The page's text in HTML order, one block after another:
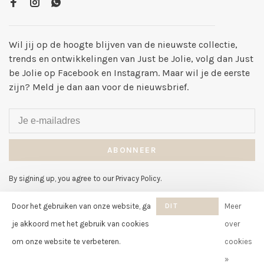
Wil jij op de hoogte blijven van de nieuwste collectie,
trends en ontwikkelingen van Just be Jolie, volg dan Just
be Jolie op Facebook en Instagram. Maar wil je de eerste
zijn? Meld je dan aan voor de nieuwsbrief.
ABONNEER
By signing up, you agree to our Privacy Policy.
© Copyright 2026 Just be Jolie
Door het gebruiken van onze website, ga
je akkoord met het gebruik van cookies
om onze website te verbeteren.
DIT
Meer
over
cookies
»